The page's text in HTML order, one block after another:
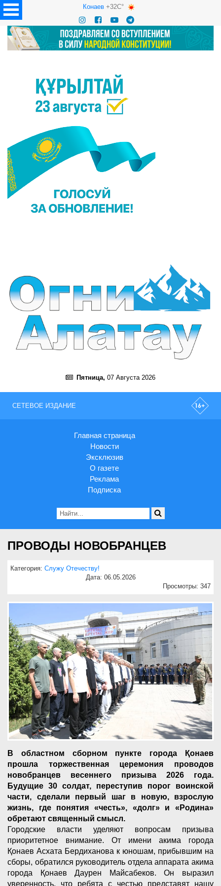
Конаев+32C°
Пятница, 07 Августа 2026
СЕТЕВОЕ ИЗДАНИЕ
Главная страница
Новости
Эксклюзив
О газете
Реклама
Подписка
ПРОВОДЫ НОВОБРАНЦЕВ
Категория: Служу Отечеству!
Дата: 06.05.2026
Просмотры: 347
В областном сборном пункте города Қонаев
прошла торжественная церемония проводов
новобранцев весеннего призыва 2026 года.
Будущие 30 солдат, переступив порог воинской
части, сделали первый шаг в новую, взрослую
жизнь, где понятия «честь», «долг» и «Родина»
обретают священный смысл.
Городские власти уделяют вопросам призыва
приоритетное внимание. От имени акима города
Қонаев Асхата Бердиханова к юношам, прибывшим на
сборы, обратился руководитель отдела аппарата акима
города Қонаев Даурен Майсабеков. Он выразил
уверенность, что ребята с честью представят нашу